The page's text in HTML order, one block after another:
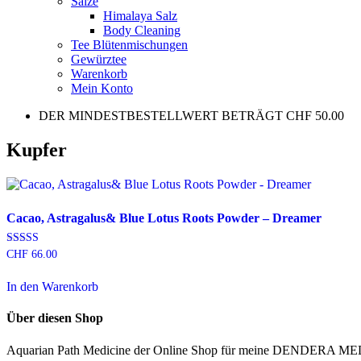
Himalaya Salz
Body Cleaning
Tee Blütenmischungen
Gewürztee
Warenkorb
Mein Konto
DER MINDESTBESTELLWERT BETRÄGT CHF 50.00
Kupfer
Cacao, Astragalus& Blue Lotus Roots Powder – Dreamer
Bewertet mit
CHF 66.00
In den Warenkorb
Über diesen Shop
Aquarian Path Medicine der Online Shop für meine DENDERA